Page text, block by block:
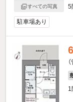
すべての写真
5
駐車場あり
1